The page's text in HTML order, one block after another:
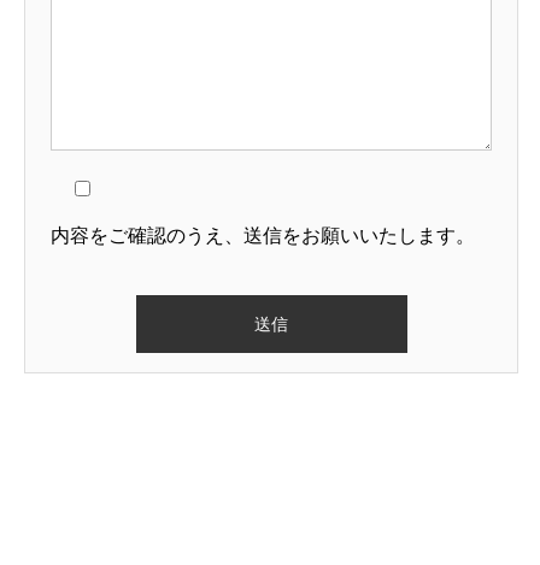
内容をご確認のうえ、送信をお願いいたします。